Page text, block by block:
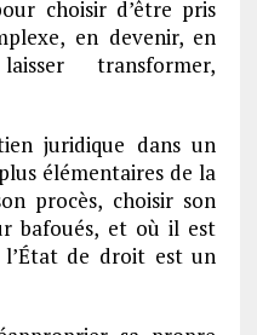
choisir d’être pris
en devenir, en
transformer,
juridique dans un
élémentaires de la
procès, choisir son
bafoués, et où il est
l’État de droit est un